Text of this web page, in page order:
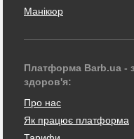
Манікюр
Платформа Barb.ua -
здоров'я:
Про нас
Як працює платформа